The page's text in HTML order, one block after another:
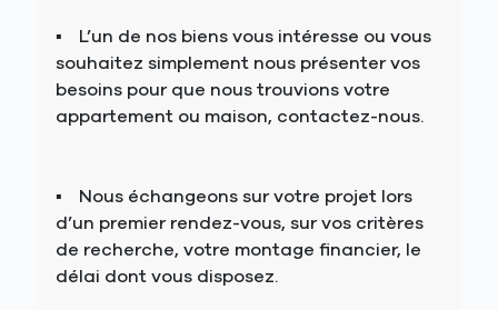
L’un de nos biens vous intéresse ou vous
souhaitez simplement nous présenter vos
besoins pour que nous trouvions votre
appartement ou maison, contactez-nous.
Nous échangeons sur votre projet lors
d’un premier rendez-vous, sur vos critères
de recherche, votre montage financier, le
délai dont vous disposez.